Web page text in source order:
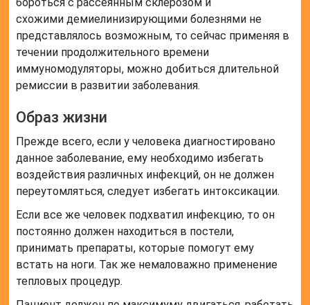
схожими демиелинизирующими болезнями не
представлялось возможным, то сейчас применяя в
течении продолжительного времени
иммуномодуляторы, можно добиться длительной
ремиссии в развитии заболевания.
Образ жизни
Прежде всего, если у человека диагностировано
данное заболевание, ему необходимо избегать
воздействия различных инфекций, он не должен
переутомляться, следует избегать интоксикации.
Если все же человек подхватил инфекцию, то он
постоянно должен находиться в постели,
принимать препараты, которые помогут ему
встать на ноги. Так же немаловажно применение
тепловых процедур.